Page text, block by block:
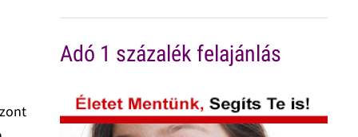
Adó 1 százalék felajánlás